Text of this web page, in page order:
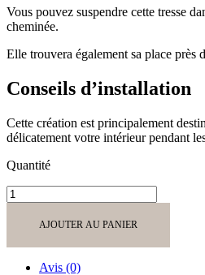
Vous pouvez suspendre cette tresse
cheminée.
Elle trouvera également sa place près
Conseils d’installation
Cette création est principalement
délicatement votre intérieur pendant
Quantité
quantité
de
Savon
Etoile
AJOUTER AU PANIER
Avis (0)